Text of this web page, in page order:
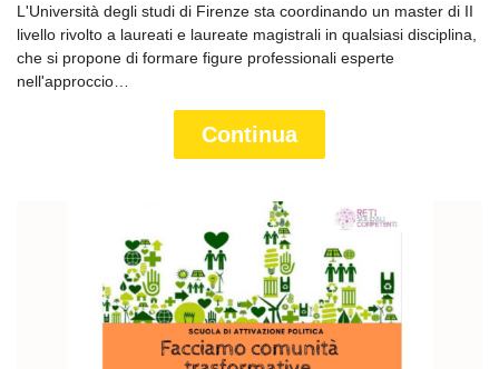
L'Università degli studi di Firenze sta coordinando un master di II
livello rivolto a laureati e laureate magistrali in qualsiasi disciplina,
che si propone di formare figure professionali esperte
nell'approccio…
Continua